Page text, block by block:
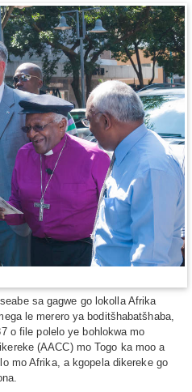
sa gagwe go lokolla Afrika
le merero ya boditšhabatšhaba,
o file polelo ye bohlokwa mo
(AACC) mo Togo ka moo a
mo Afrika, a kgopela dikereke go